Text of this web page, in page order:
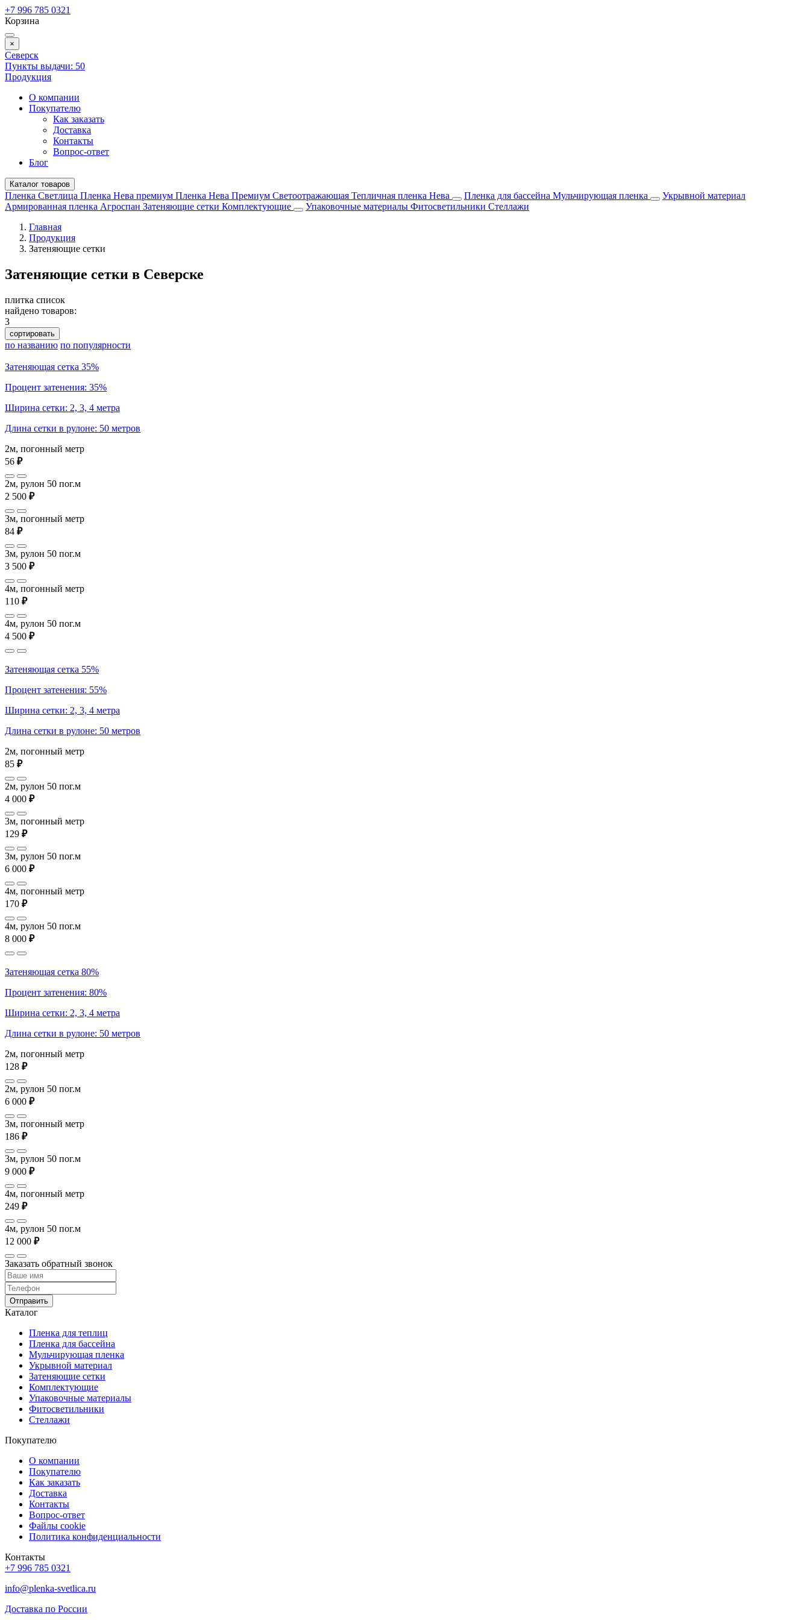
+7 996 785 0321
Корзина
×
Северск
Пункты выдачи: 50
Продукция
О компании
Покупателю
Как заказать
Доставка
Контакты
Вопрос-ответ
Блог
Каталог товаров
Пленка Светлица Пленка Нева премиум Пленка Нева Премиум Светоотражающая Тепличная пленка Нева Пленка для бассейна Мульчирующая пленка
Укрывной материал
Армированная пленка Агроспан Затеняющие сетки Комплектующие Упаковочные материалы Фитосветильники Стеллажи
Главная
Продукция
Затеняющие сетки
Затеняющие сетки в Северске
плитка список
найдено товаров:
3
сортировать
по названию по популярности
Затеняющая сетка 35%
Процент затенения: 35%
Ширина сетки: 2, 3, 4 метра
Длина сетки в рулоне: 50 метров
2м, погонный метр
56 ₽
2м, рулон 50 пог.м
2 500 ₽
3м, погонный метр
84 ₽
3м, рулон 50 пог.м
3 500 ₽
4м, погонный метр
110 ₽
4м, рулон 50 пог.м
4 500 ₽
Затеняющая сетка 55%
Процент затенения: 55%
Ширина сетки: 2, 3, 4 метра
Длина сетки в рулоне: 50 метров
2м, погонный метр
85 ₽
2м, рулон 50 пог.м
4 000 ₽
3м, погонный метр
129 ₽
3м, рулон 50 пог.м
6 000 ₽
4м, погонный метр
170 ₽
4м, рулон 50 пог.м
8 000 ₽
Затеняющая сетка 80%
Процент затенения: 80%
Ширина сетки: 2, 3, 4 метра
Длина сетки в рулоне: 50 метров
2м, погонный метр
128 ₽
2м, рулон 50 пог.м
6 000 ₽
3м, погонный метр
186 ₽
3м, рулон 50 пог.м
9 000 ₽
4м, погонный метр
249 ₽
4м, рулон 50 пог.м
12 000 ₽
Заказать обратный звонок
Отправить
Каталог
Пленка для теплиц
Пленка для бассейна
Мульчирующая пленка
Укрывной материал
Затеняющие сетки
Комплектующие
Упаковочные материалы
Фитосветильники
Стеллажи
Покупателю
О компании
Покупателю
Как заказать
Доставка
Контакты
Вопрос-ответ
Файлы cookie
Политика конфиденциальности
Контакты
+7 996 785 0321
info@plenka-svetlica.ru
Доставка по России